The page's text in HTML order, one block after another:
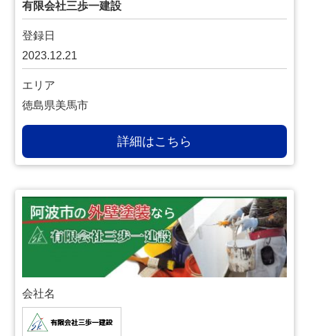
有限会社三歩一建設
登録日
2023.12.21
エリア
徳島県美馬市
詳細はこちら
会社名